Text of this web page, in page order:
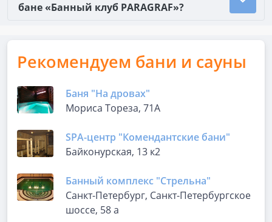
бане «Банный клуб PARAGRAF»?
Рекомендуем бани и сауны
Баня "На дровах"
Мориса Тореза, 71А
SPA-центр "Комендантские бани"
Байконурская, 13 к2
Банный комплекс "Стрельна"
Санкт-Петербург, Санкт-Петербургское
шоссе, 58 а